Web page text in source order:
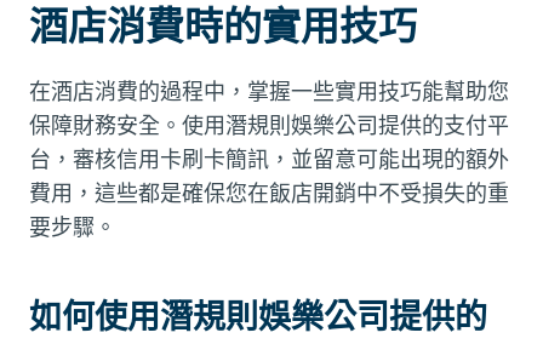
酒店消費時的實用技巧
在酒店消費的過程中，掌握一些實用技巧能幫助您
保障財務安全。使用潛規則娛樂公司提供的支付平
台，審核信用卡刷卡簡訊，並留意可能出現的額外
費用，這些都是確保您在飯店開銷中不受損失的重
要步驟。
如何使用潛規則娛樂公司提供的